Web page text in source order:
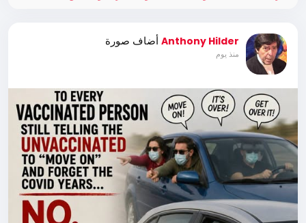
Anthony Hilder أضاف صورة
منذ يوم